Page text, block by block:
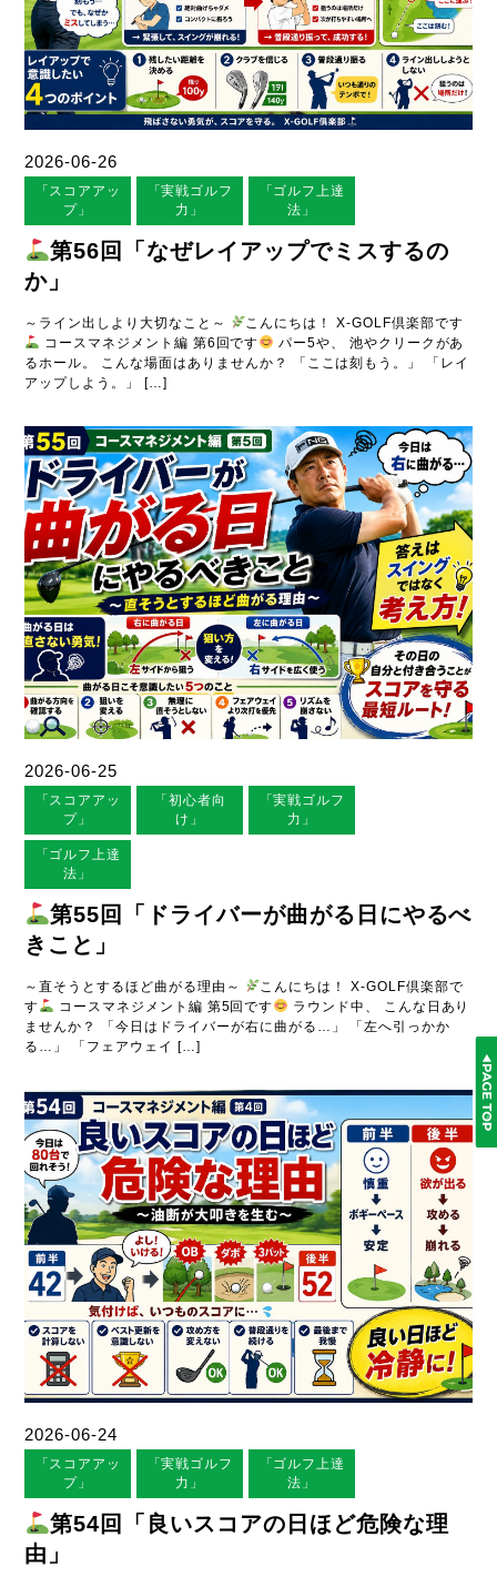
2026-06-26
「スコアアッ
プ」
「実戦ゴルフ
力」
「ゴルフ上達
法」
第56回「なぜレイアップでミスするの
か」
～ライン出しより大切なこと～
こんにちは！ X-GOLF倶楽部です
コースマネジメント編 第6回です
パー5や、 池やクリークがあ
るホール。 こんな場面はありませんか？ 「ここは刻もう。」 「レイ
アップしよう。」 […]
2026-06-25
「スコアアッ
プ」
「初心者向
け」
「実戦ゴルフ
力」
「ゴルフ上達
法」
第55回「ドライバーが曲がる日にやるべ
きこと」
～直そうとするほど曲がる理由～
こんにちは！ X-GOLF倶楽部で
す
コースマネジメント編 第5回です
ラウンド中、 こんな日あり
ませんか？ 「今日はドライバーが右に曲がる…」 「左へ引っかか
る…」 「フェアウェイ […]
2026-06-24
「スコアアッ
プ」
「実戦ゴルフ
力」
「ゴルフ上達
法」
第54回「良いスコアの日ほど危険な理
由」